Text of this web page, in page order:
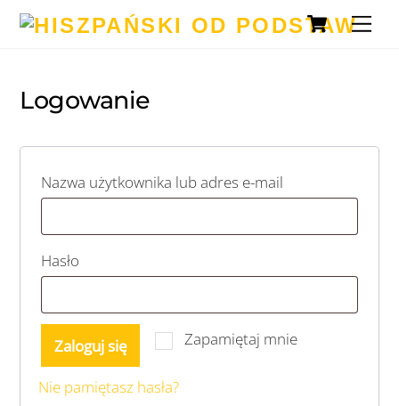
Skip
Logowanie
Nazwa użytkownika lub adres e-mail
Hasło
Zapamiętaj mnie
Zaloguj się
Nie pamiętasz hasła?